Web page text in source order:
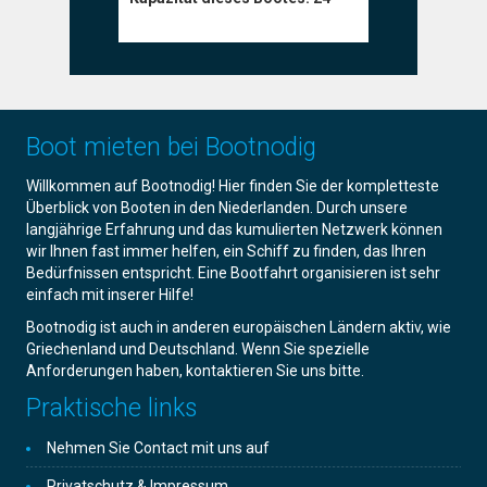
Boot mieten bei Bootnodig
Willkommen auf Bootnodig! Hier finden Sie der kompletteste
Überblick von Booten in den Niederlanden. Durch unsere
langjährige Erfahrung und das kumulierten Netzwerk können
wir Ihnen fast immer helfen, ein Schiff zu finden, das Ihren
Bedürfnissen entspricht. Eine Bootfahrt organisieren ist sehr
einfach mit inserer Hilfe!
Bootnodig ist auch in anderen europäischen Ländern aktiv, wie
Griechenland und Deutschland. Wenn Sie spezielle
Anforderungen haben, kontaktieren Sie uns bitte.
Praktische links
Nehmen Sie Contact mit uns auf